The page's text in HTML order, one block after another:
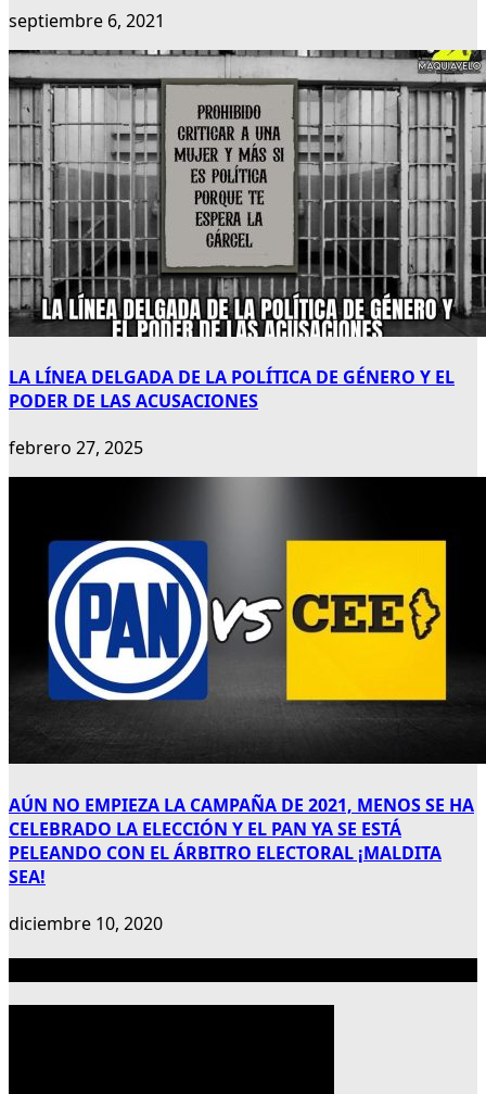
septiembre 6, 2021
LA LÍNEA DELGADA DE LA POLÍTICA DE GÉNERO Y EL
PODER DE LAS ACUSACIONES
febrero 27, 2025
AÚN NO EMPIEZA LA CAMPAÑA DE 2021, MENOS SE HA
CELEBRADO LA ELECCIÓN Y EL PAN YA SE ESTÁ
PELEANDO CON EL ÁRBITRO ELECTORAL ¡MALDITA
SEA!
diciembre 10, 2020